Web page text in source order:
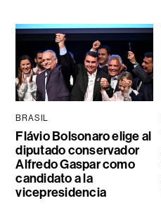
BRASIL
Flávio Bolsonaro elige al
diputado conservador
Alfredo Gaspar como
candidato a la
vicepresidencia